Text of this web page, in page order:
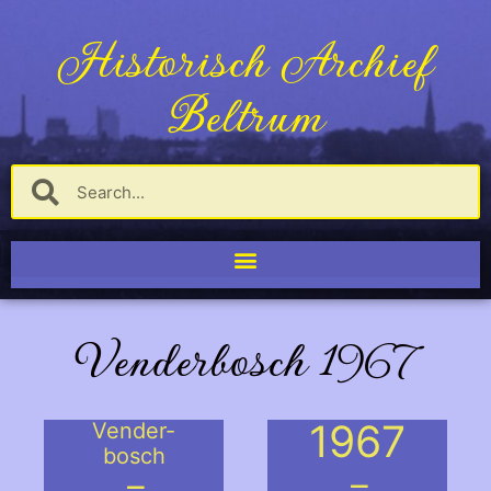
Historisch Archief
Beltrum
Venderbosch 1967
Vender-
bosch
1967